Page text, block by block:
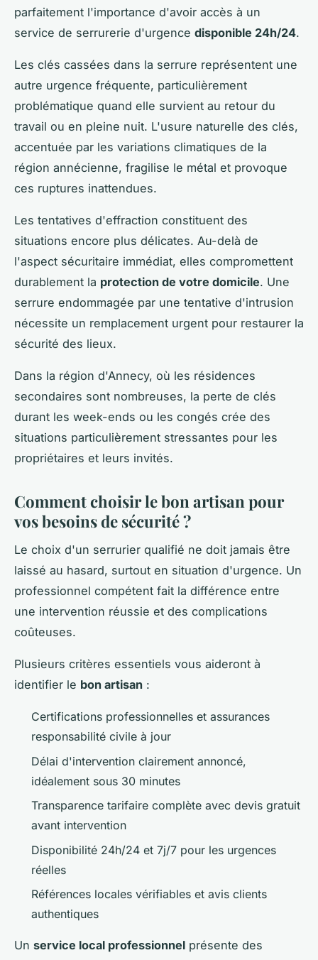
parfaitement l'importance d'avoir accès à un
service de serrurerie d'urgence disponible 24h/24.
Les clés cassées dans la serrure représentent une
autre urgence fréquente, particulièrement
problématique quand elle survient au retour du
travail ou en pleine nuit. L'usure naturelle des clés,
accentuée par les variations climatiques de la
région annécienne, fragilise le métal et provoque
ces ruptures inattendues.
Les tentatives d'effraction constituent des
situations encore plus délicates. Au-delà de
l'aspect sécuritaire immédiat, elles compromettent
durablement la protection de votre domicile. Une
serrure endommagée par une tentative d'intrusion
nécessite un remplacement urgent pour restaurer la
sécurité des lieux.
Dans la région d'Annecy, où les résidences
secondaires sont nombreuses, la perte de clés
durant les week-ends ou les congés crée des
situations particulièrement stressantes pour les
propriétaires et leurs invités.
Comment choisir le bon artisan pour
vos besoins de sécurité ?
Le choix d'un serrurier qualifié ne doit jamais être
laissé au hasard, surtout en situation d'urgence. Un
professionnel compétent fait la différence entre
une intervention réussie et des complications
coûteuses.
Plusieurs critères essentiels vous aideront à
identifier le bon artisan :
Certifications professionnelles et assurances
responsabilité civile à jour
Délai d'intervention clairement annoncé,
idéalement sous 30 minutes
Transparence tarifaire complète avec devis gratuit
avant intervention
Disponibilité 24h/24 et 7j/7 pour les urgences
réelles
Références locales vérifiables et avis clients
authentiques
Un service local professionnel présente des